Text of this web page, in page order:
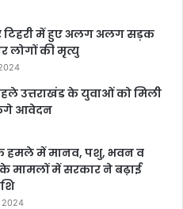
टिहरी में हुए अलग अलग सड़क
लोगों की मृत्यु
उत्तराखंड के युवाओं को मिली
आवेदन
हमले में मानव, पशु, भवन व
मामलों में सरकार ने बढ़ाई
2024